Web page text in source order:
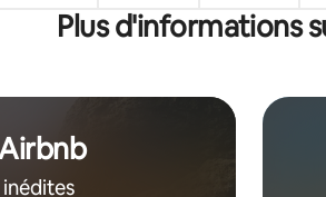
Plus d'informations